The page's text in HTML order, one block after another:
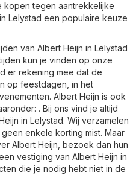
kopen tegen aantrekkelijke
Lelystad een populaire keuze
van Albert Heijn in Lelystad
kun je vinden op onze
er rekening mee dat de
op feestdagen, in het
Albert Heijn is ook
. Bij ons vind je altijd
in Lelystad. Wij verzamelen
enkele korting mist. Maar
Albert Heijn, bezoek dan hun
vestiging van Albert Heijn in
die je nodig hebt niet in de